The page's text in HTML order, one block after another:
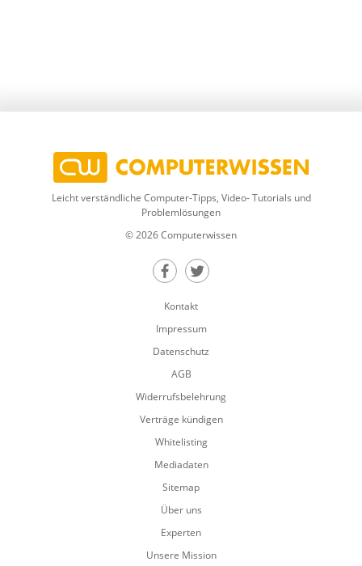
Leicht verständliche Computer-Tipps, Video- Tutorials und
Problemlösungen
© 2026 Computerwissen
Teilen auf Facebook
Teilen auf Twitter
Kontakt
Impressum
Datenschutz
AGB
Widerrufsbelehrung
Verträge kündigen
Whitelisting
Mediadaten
Sitemap
Über uns
Experten
Unsere Mission